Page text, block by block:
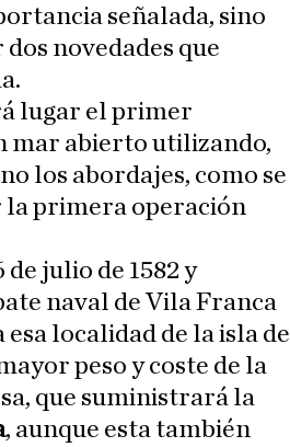
señalada, sino
novedades que
lugar el primer
mar abierto utilizando,
los abordajes, como se
la primera operación
julio de 1582 y
naval de Vila Franca
localidad de la isla de
peso y coste de la
que suministrará la
, aunque esta también